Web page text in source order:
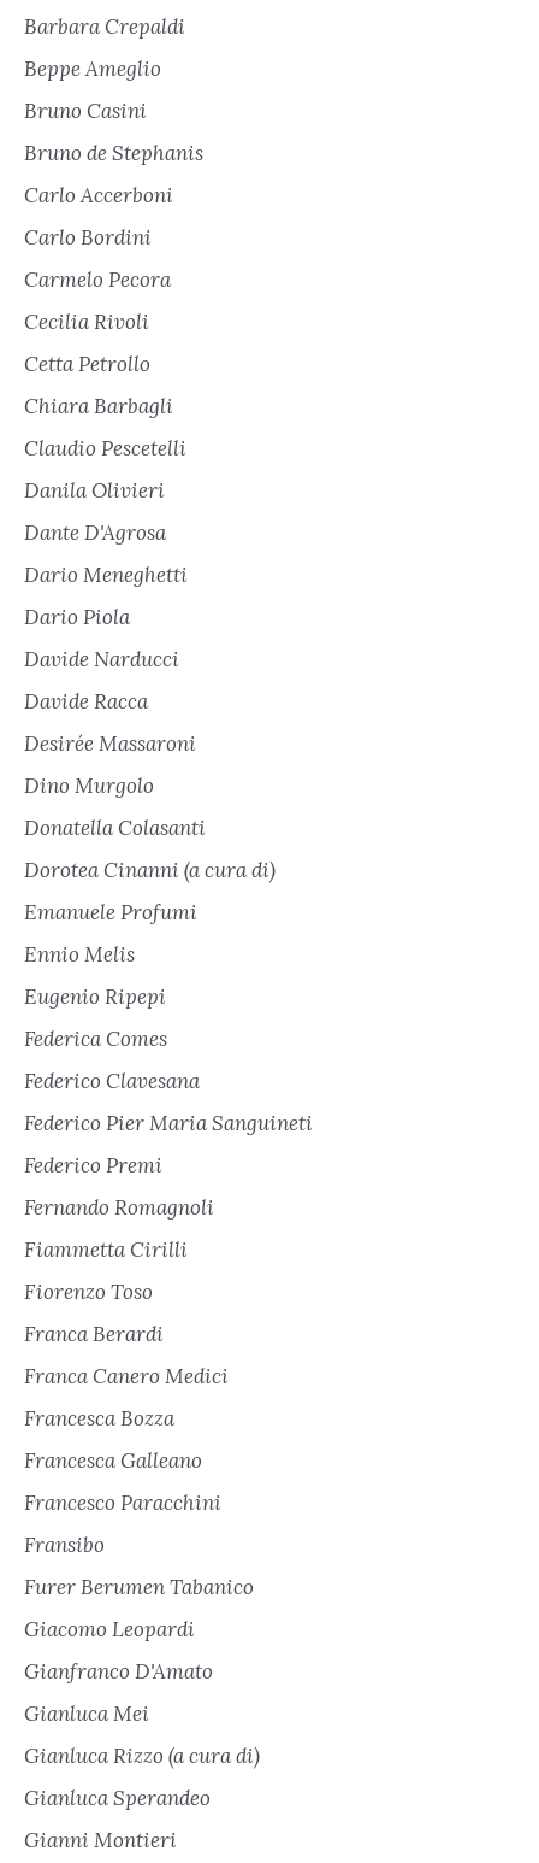
Barbara Crepaldi
Beppe Ameglio
Bruno Casini
Bruno de Stephanis
Carlo Accerboni
Carlo Bordini
Carmelo Pecora
Cecilia Rivoli
Cetta Petrollo
Chiara Barbagli
Claudio Pescetelli
Danila Olivieri
Dante D'Agrosa
Dario Meneghetti
Dario Piola
Davide Narducci
Davide Racca
Desirée Massaroni
Dino Murgolo
Donatella Colasanti
Dorotea Cinanni (a cura di)
Emanuele Profumi
Ennio Melis
Eugenio Ripepi
Federica Comes
Federico Clavesana
Federico Pier Maria Sanguineti
Federico Premi
Fernando Romagnoli
Fiammetta Cirilli
Fiorenzo Toso
Franca Berardi
Franca Canero Medici
Francesca Bozza
Francesca Galleano
Francesco Paracchini
Fransibo
Furer Berumen Tabanico
Giacomo Leopardi
Gianfranco D'Amato
Gianluca Mei
Gianluca Rizzo (a cura di)
Gianluca Sperandeo
Gianni Montieri